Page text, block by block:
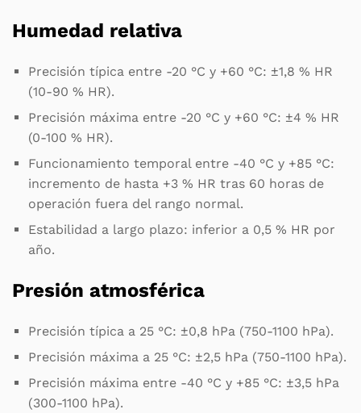
Humedad relativa
Precisión típica entre -20 °C y +60 °C: ±1,8 % HR
(10-90 % HR).
Precisión máxima entre -20 °C y +60 °C: ±4 % HR
(0-100 % HR).
Funcionamiento temporal entre -40 °C y +85 °C:
incremento de hasta +3 % HR tras 60 horas de
operación fuera del rango normal.
Estabilidad a largo plazo: inferior a 0,5 % HR por
año.
Presión atmosférica
Precisión típica a 25 °C: ±0,8 hPa (750-1100 hPa).
Precisión máxima a 25 °C: ±2,5 hPa (750-1100 hPa).
Precisión máxima entre -40 °C y +85 °C: ±3,5 hPa
(300-1100 hPa).